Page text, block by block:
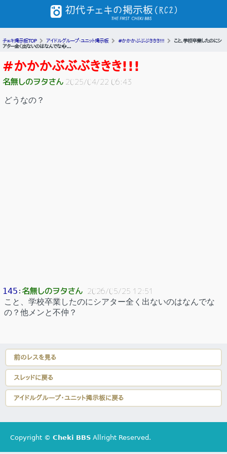
チェキ掲示板TOP アイドルグループ・ユニット掲示板 #かかかぶぶぶききき!!!
こと、学校卒業したのにシ
アター全く出ないのはなんでな�...
#かかかぶぶぶききき!!!
名無しのヲタさん 2025/04/22 06:43
どうなの？
145 ：名無しのヲタさん 2026/05/25 12:51
こと、学校卒業したのにシアター全く出ないのはなんでな
の？他メンと不仲？
前のレスを見る
スレッドに戻る
アイドルグループ・ユニット掲示板に戻る
Copyright © Cheki BBS Allright Reserved.